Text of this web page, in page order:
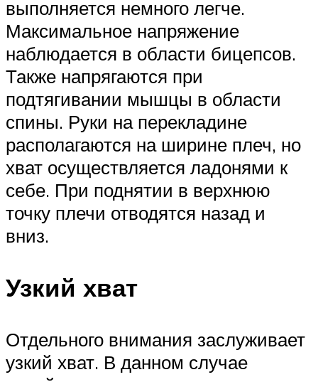
выполняется немного легче.
Максимальное напряжение
наблюдается в области бицепсов.
Также напрягаются при
подтягивании мышцы в области
спины. Руки на перекладине
располагаются на ширине плеч, но
хват осуществляется ладонями к
себе. При поднятии в верхнюю
точку плечи отводятся назад и
вниз.
Узкий хват
Отдельного внимания заслуживает
узкий хват. В данном случае